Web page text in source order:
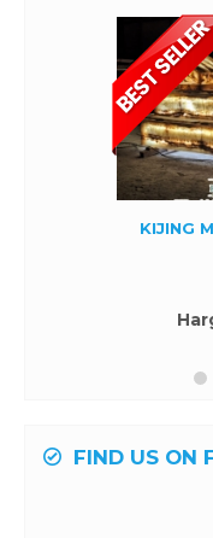
KIJING
FIND US ON